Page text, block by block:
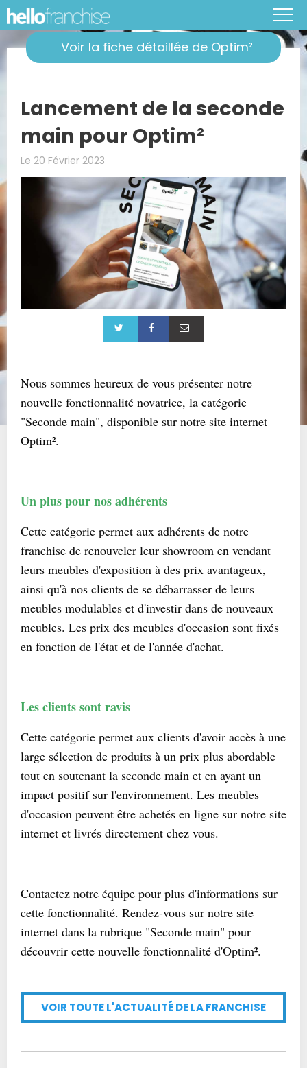
Voir la fiche détaillée de Optim²
Lancement de la seconde
main pour Optim²
Le 20 Février 2023
Nous sommes heureux de vous présenter notre
nouvelle fonctionnalité novatrice, la catégorie
"Seconde main", disponible sur notre site internet
Optim².
Un plus pour nos adhérents
Cette catégorie permet aux adhérents de notre
franchise de renouveler leur showroom en vendant
leurs meubles d'exposition à des prix avantageux,
ainsi qu'à nos clients de se débarrasser de leurs
meubles modulables et d'investir dans de nouveaux
meubles. Les prix des meubles d'occasion sont fixés
en fonction de l'état et de l'année d'achat.
Les clients sont ravis
Cette catégorie permet aux clients d'avoir accès à une
large sélection de produits à un prix plus abordable
tout en soutenant la seconde main et en ayant un
impact positif sur l'environnement. Les meubles
d'occasion peuvent être achetés en ligne sur notre site
internet et livrés directement chez vous.
Contactez notre équipe pour plus d'informations sur
cette fonctionnalité. Rendez-vous sur notre site
internet dans la rubrique "Seconde main" pour
découvrir cette nouvelle fonctionnalité d'Optim².
VOIR TOUTE L'ACTUALITÉ DE LA FRANCHISE